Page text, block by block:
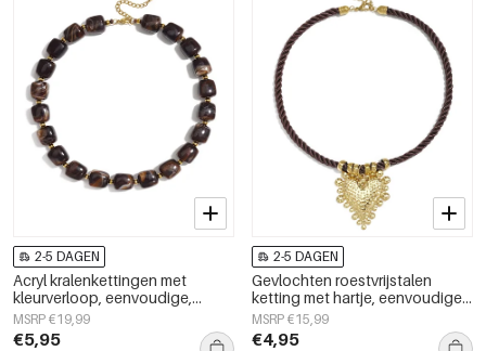
2-5 DAGEN
Acryl kralenkettingen met
kleurverloop, eenvoudige,
alledaagse serie, dames
sieraden
MSRP €19,99
€5,95
2-5 DAGEN
Gevlochten roestvrijstalen
ketting met hartje, eenvoudige
dagelijkse serie, dames
sieraden
MSRP €15,99
€4,95